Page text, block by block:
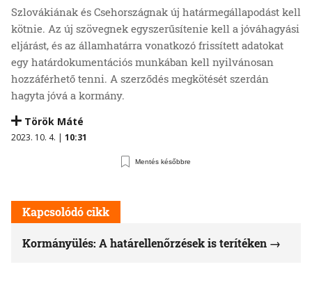
Szlovákiának és Csehországnak új határmegállapodást kell
kötnie. Az új szövegnek egyszerűsítenie kell a jóváhagyási
eljárást, és az államhatárra vonatkozó frissített adatokat
egy határdokumentációs munkában kell nyilvánosan
hozzáférhető tenni. A szerződés megkötését szerdán
hagyta jóvá a kormány.
Török Máté
2023. 10. 4. | 10:31
Mentés későbbre
Kapcsolódó cikk
Kormányülés: A határellenőrzések is terítéken